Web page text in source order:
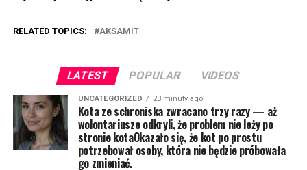
RELATED TOPICS: AKSAMIT
LATEST POPULAR VIDEOS
UNCATEGORIZED 23 minuty ago
Kota ze schroniska zwracano trzy razy — aż
wolontariusze odkryli, że problem nie leży po
stronie kotaOkazało się, że kot po prostu
potrzebował osoby, która nie będzie próbowała
go zmieniać.